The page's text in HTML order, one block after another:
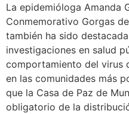
La epidemióloga Amanda
Conmemorativo Gorgas
también ha sido
investigaciones en salud
comportamiento del virus
en las comunidades más
que la Casa de Paz de
obligatorio de la